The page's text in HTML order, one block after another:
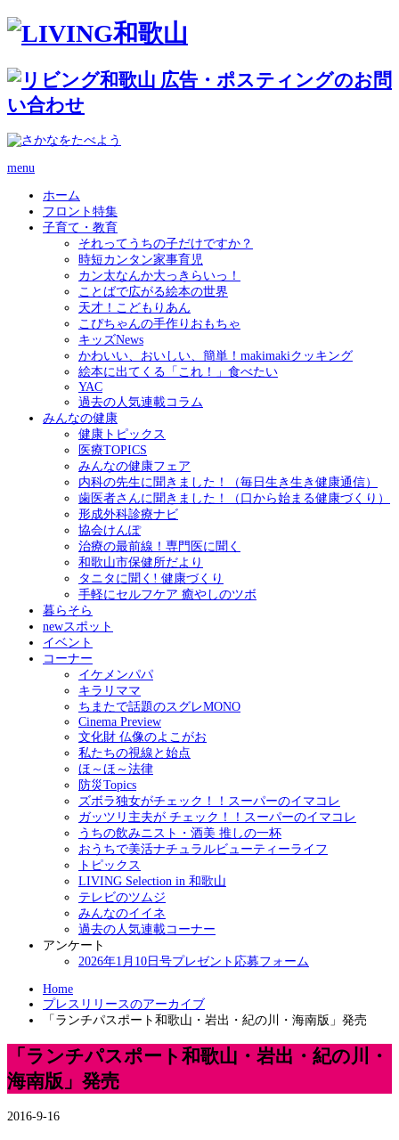
menu
ホーム
フロント特集
子育て・教育
それってうちの子だけですか？
時短カンタン家事育児
カン太なんか大っきらいっ！
ことばで広がる絵本の世界
天才！こどもりあん
こぴちゃんの手作りおもちゃ
キッズNews
かわいい、おいしい、簡単！makimakiクッキング
絵本に出てくる「これ！」食べたい
YAC
過去の人気連載コラム
みんなの健康
健康トピックス
医療TOPICS
みんなの健康フェア
内科の先生に聞きました！（毎日生き生き健康通信）
歯医者さんに聞きました！（口から始まる健康づくり）
形成外科診療ナビ
協会けんぽ
治療の最前線！専門医に聞く
和歌山市保健所だより
タニタに聞く! 健康づくり
手軽にセルフケア 癒やしのツボ
暮らそら
newスポット
イベント
コーナー
イケメンパパ
キラリママ
ちまたで話題のスグレMONO
Cinema Preview
文化財 仏像のよこがお
私たちの視線と始点
ほ～ほ～法律
防災Topics
ズボラ独女がチェック！！スーパーのイマコレ
ガッツリ主夫が チェック！！スーパーのイマコレ
うちの飲みニスト・酒美 推しの一杯
おうちで美活ナチュラルビューティーライフ
トピックス
LIVING Selection in 和歌山
テレビのツムジ
みんなのイイネ
過去の人気連載コーナー
アンケート
2026年1月10日号プレゼント応募フォーム
Home
プレスリリースのアーカイブ
「ランチパスポート和歌山・岩出・紀の川・海南版」発売
「ランチパスポート和歌山・岩出・紀の川・
海南版」発売
2016-9-16